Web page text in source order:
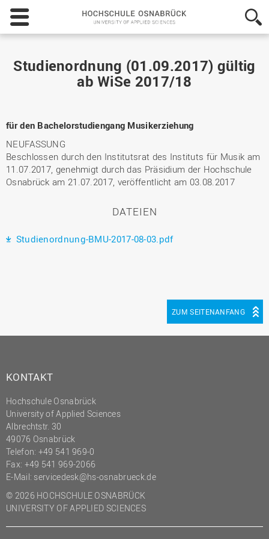
Hochschule
Osnabrück
-
of
Applied
Studienordnung (01.09.2017) gültig
ab WiSe 2017/18
für den Bachelorstudiengang Musikerziehung
NEUFASSUNG
Beschlossen durch den Institutsrat des Instituts für Musik am
11.07.2017, genehmigt durch das Präsidium der Hochschule
Osnabrück am 21.07.2017, veröffentlicht am 03.08.2017
DATEIEN
Studienordnung-BMU-2017-08-03.pdf
ZUM SEITENANFANG
KONTAKT
Hochschule Osnabrück
University of Applied Sciences
Albrechtstr. 30
49076 Osnabrück
Telefon: +49 541 969-0
Fax: +49 541 969-2066
E-Mail: servicedesk@hs-osnabrueck.de
© 2026 HOCHSCHULE OSNABRÜCK
UNIVERSITY OF APPLIED SCIENCES